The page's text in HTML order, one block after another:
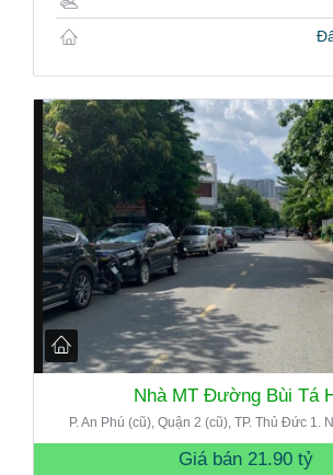
Nhà MT Đường Bùi Tá
P. An Phú (cũ), Quận 2 (cũ), TP. Thủ Đức 1.
Giá bán 21.90 tỷ